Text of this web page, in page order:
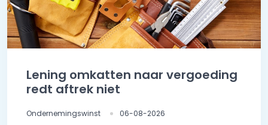
Lening omkatten naar vergoeding
redt aftrek niet
Ondernemingswinst 06-08-2026